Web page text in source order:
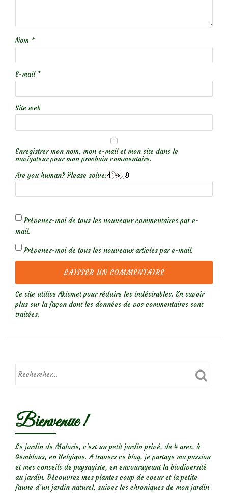
Nom *
E-mail *
Site web
Enregistrer mon nom, mon e-mail et mon site dans le
navigateur pour mon prochain commentaire.
Are you human? Please solve:
Prévenez-moi de tous les nouveaux commentaires par e-
mail.
Prévenez-moi de tous les nouveaux articles par e-mail.
Ce site utilise Akismet pour réduire les indésirables. En savoir
plus sur la façon dont les données de vos commentaires sont
traitées.
Bienvenue !
Le jardin de Malorie, c'est un petit jardin privé, de 4 ares, à
Gembloux, en Belgique. A travers ce blog, je partage ma passion
et mes conseils de paysagiste, en encourageant la biodiversité
au jardin. Découvrez mes plantes coup de coeur et la petite
faune d’un jardin naturel, suivez les chroniques de mon jardin